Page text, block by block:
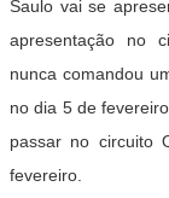
Saulo vai se
apresentação no
nunca comandou
no dia 5 de
passar no circuito
fevereiro.